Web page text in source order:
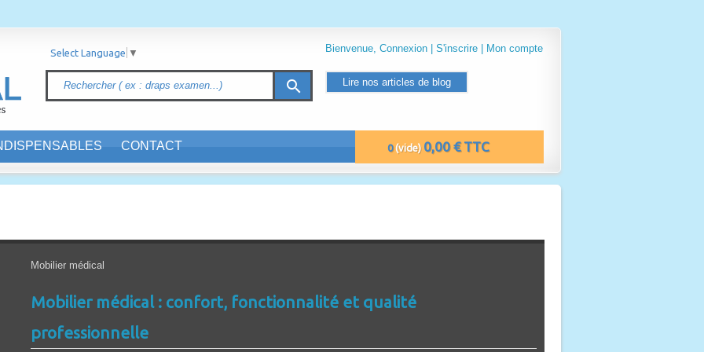
Bienvenue, Connexion | S'inscrire | Mon compte
search
0 (vide) 0,00 € TTC
CONTACT
Lire nos articles de blog
Select Language ▼
Mobilier médical
Mobilier médical : confort, fonctionnalité et qualité
professionnelle